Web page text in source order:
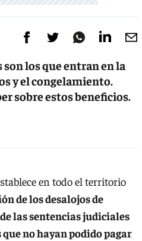
los que entran en la
y el congelamiento.
sobre estos beneficios.
en todo el territorio
de los desalojos de
las sentencias judiciales
no hayan podido pagar